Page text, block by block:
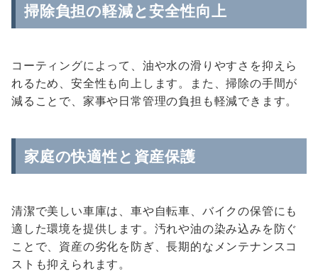
掃除負担の軽減と安全性向上
コーティングによって、油や水の滑りやすさを抑えら
れるため、安全性も向上します。また、掃除の手間が
減ることで、家事や日常管理の負担も軽減できます。
家庭の快適性と資産保護
清潔で美しい車庫は、車や自転車、バイクの保管にも
適した環境を提供します。汚れや油の染み込みを防ぐ
ことで、資産の劣化を防ぎ、長期的なメンテナンスコ
ストも抑えられます。